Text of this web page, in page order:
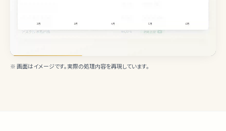
※ 画面はイメージです。実際の処理内容を再現しています。